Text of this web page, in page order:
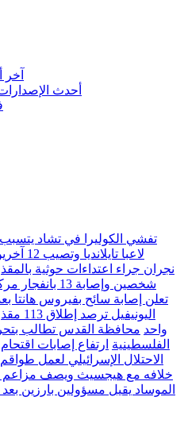
آخر
أحدث
تفشي الكوليرا في تشاد يتسبب في
لاعبا تايلانديا وتصيب 12 آخرين خلال مباراة
نجران جراء اعتداءات حوثية
شخصين وإصابة 13 بانفجار مركبة قرب دمشق
تعلن إصابة سائح بفيروس هانتا
واحد محافظة القدس تطالب
الفلسطينية
الاحتلال الإسرائيلي لعمل
خلافه مع هيجسيث ويصف مزاعم
الموساد يقيل مسؤولين بارزين